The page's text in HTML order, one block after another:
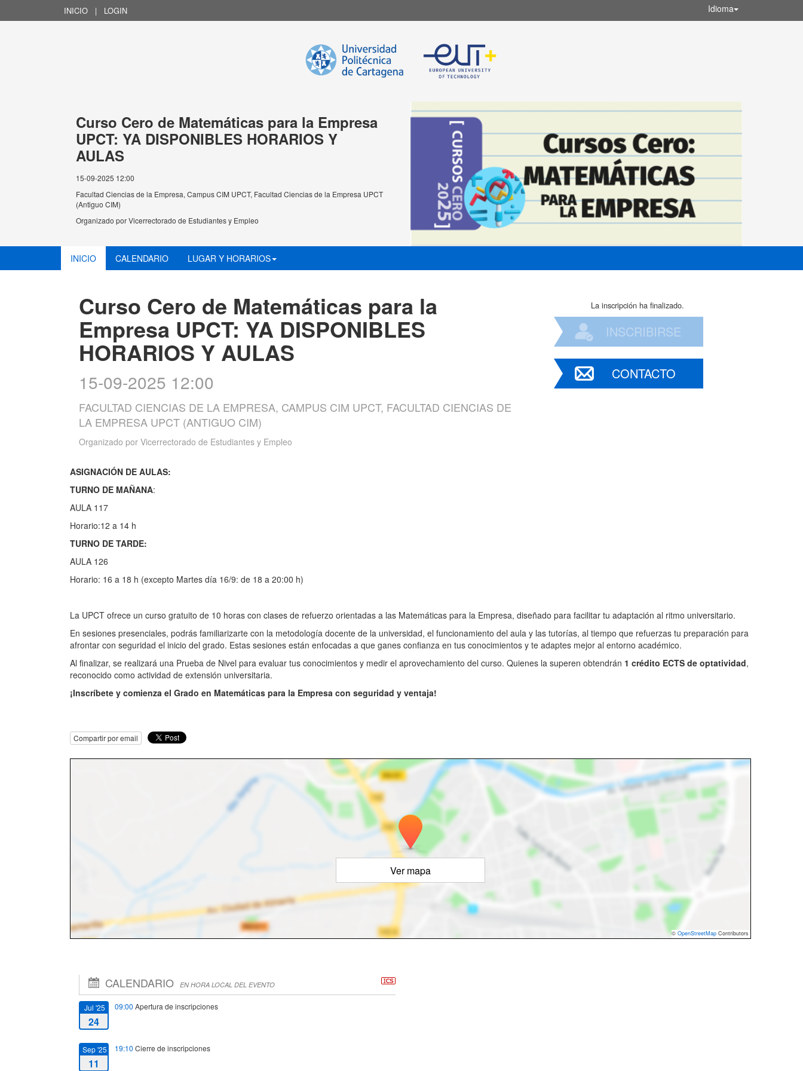
INICIO | LOGIN Idioma
Curso Cero de Matemáticas para la Empresa
UPCT: YA DISPONIBLES HORARIOS Y
AULAS
15-09-2025 12:00
Facultad Ciencias de la Empresa, Campus CIM UPCT, Facultad Ciencias de la Empresa UPCT
(Antiguo CIM)
Organizado porVicerrectorado de Estudiantes y Empleo
INICIO CALENDARIO LUGAR Y HORARIOS
Curso Cero de Matemáticas para la
Empresa UPCT: YA DISPONIBLES
HORARIOS Y AULAS
15-09-2025 12:00
FACULTAD CIENCIAS DE LA EMPRESA, CAMPUS CIM UPCT, FACULTAD CIENCIAS DE
LA EMPRESA UPCT (ANTIGUO CIM)
Organizado por Vicerrectorado de Estudiantes y Empleo
La inscripción ha finalizado.
INSCRIBIRSE
CONTACTO
ASIGNACIÓN DE AULAS:
TURNO DE MAÑANA:
AULA 117
Horario:12 a 14 h
TURNO DE TARDE:
AULA 126
Horario: 16 a 18 h (excepto Martes día 16/9: de 18 a 20:00 h)
La UPCT ofrece un curso gratuito de 10 horas con clases de refuerzo orientadas a las Matemáticas para la Empresa, diseñado para facilitar tu adaptación al ritmo universitario.
En sesiones presenciales, podrás familiarizarte con la metodología docente de la universidad, el funcionamiento del aula y las tutorías, al tiempo que refuerzas tu preparación para
afrontar con seguridad el inicio del grado. Estas sesiones están enfocadas a que ganes confianza en tus conocimientos y te adaptes mejor al entorno académico.
Al finalizar, se realizará una Prueba de Nivel para evaluar tus conocimientos y medir el aprovechamiento del curso. Quienes la superen obtendrán 1 crédito ECTS de optatividad,
reconocido como actividad de extensión universitaria.
¡Inscríbete y comienza el Grado en Matemáticas para la Empresa con seguridad y ventaja!
Compartir por email
Ver mapa
© OpenStreetMap Contributors
CALENDARIO EN HORA LOCAL DEL EVENTO
Jul '25
24
09:00 Apertura de inscripciones
Sep '25
11
19:10 Cierre de inscripciones